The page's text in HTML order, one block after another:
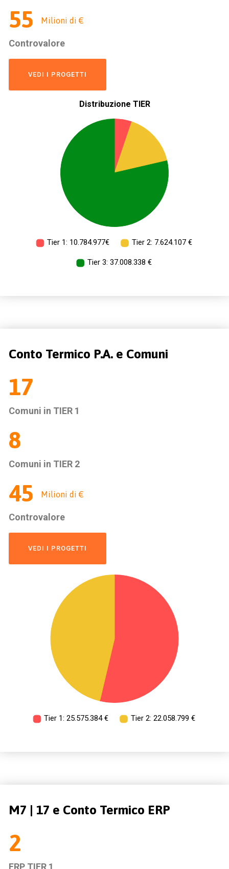
55 Milioni di €
Controvalore
VEDI I PROGETTI
Distribuzione TIER
Conto Termico P.A. e Comuni
17
Comuni in TIER 1
8
Comuni in TIER 2
47 Milioni di €
Controvalore
VEDI I PROGETTI
M7 | 17 e Conto Termico ERP
2
ERP TIER 1